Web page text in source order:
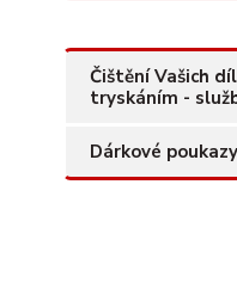
Čištění Vašich
tryskáním -
Dárkové poukazy